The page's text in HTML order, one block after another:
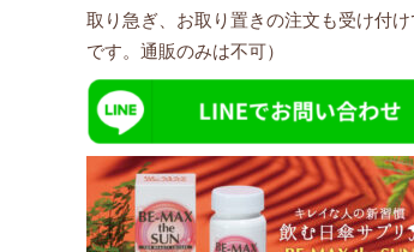
取り急ぎ、お取り置きの注文も受け付
です。通販のみは不可）